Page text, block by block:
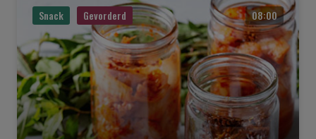
Snack Gevorderd 08:00